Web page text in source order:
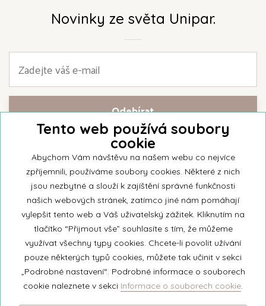
Novinky ze světa Unipar.
Přihlašte se k našemu newsletteru a buďte jako první informováni o
nejnovějších kolekcích svíček a aktualitách z rodinné firmy Unipar.
© 2026 Unipar
+420 571 651 531
eshop@unipar.cz
Tento web používá soubory
cookie
Abychom Vám návštěvu na našem webu co nejvíce
zpříjemnili, používáme soubory cookies. Některé z nich
jsou nezbytné a slouží k zajíštění správné funkčnosti
našich webových stránek, zatímco jiné nám pomáhají
vylepšit tento web a Váš uživatelský zážitek. Kliknutím na
tlačítko “Přijmout vše” souhlasíte s tím, že můžeme
využívat všechny typy cookies. Chcete-li povolit užívání
pouze některých typů cookies, můžete tak učinit v sekci
„Podrobné nastavení“. Podrobné informace o souborech
cookie naleznete v sekci Informace o souborech cookie.